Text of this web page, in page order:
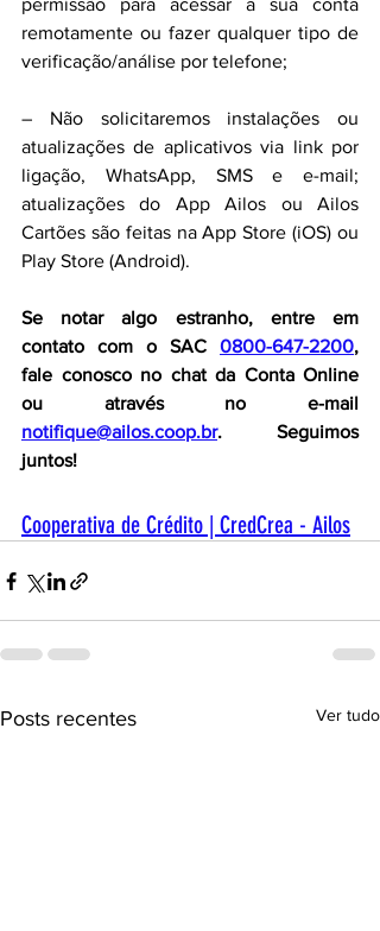
permissão para acessar a sua conta
remotamente ou fazer qualquer tipo de
verificação/análise por telefone;
– Não solicitaremos instalações ou
atualizações de aplicativos via link por
ligação, WhatsApp, SMS e e-mail;
atualizações do App Ailos ou Ailos
Cartões são feitas na App Store (iOS) ou
Play Store (Android).
Se notar algo estranho, entre em
contato com o SAC 0800-647-2200,
fale conosco no chat da Conta Online
notifique@ailos.coop.br. Seguimos
juntos!
Cooperativa de Crédito | CredCrea - Ailos
Posts recentes Ver tudo